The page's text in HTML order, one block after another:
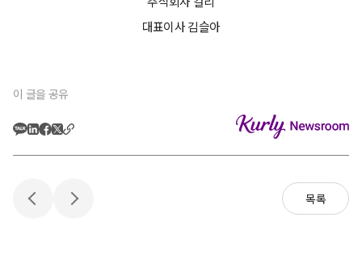
대표이사 김슬아
이 글을 공유
목록